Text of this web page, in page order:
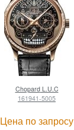
ChopardL.U.C
161941-5005
Цена по запросу